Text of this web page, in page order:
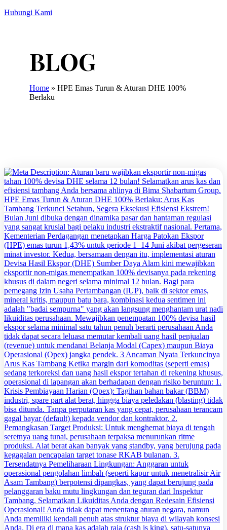
Hubungi Kami
Home » HPE Emas Turun & Aturan DHE 100%
Berlaku